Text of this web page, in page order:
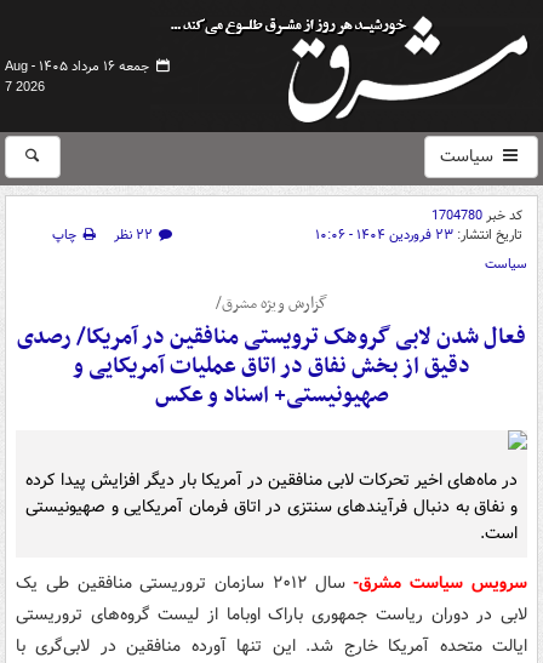
جمعه ۱۶ مرداد ۱۴۰۵ -
Aug
7 2026
سیاست
کد خبر1704780
تاریخ انتشار: ۲۳ فروردین ۱۴۰۴ - ۱۰:۰۶ ۲۲ نظر
چاپ
سیاست
گزارش ویژه مشرق/
فعال شدن لابی گروهک ترویستی منافقین در آمریکا/ رصدی
دقیق از بخش نفاق در اتاق عملیات آمریکایی و
صهیونیستی+ اسناد و عکس
در ماه‌های اخیر تحرکات لابی منافقین در آمریکا بار دیگر افزایش پیدا کرده
و نفاق به دنبال فرآیندهای سنتزی در اتاق فرمان آمریکایی و صهیونیستی
است.
سرویس سیاست مشرق-
سال ۲۰۱۲ سازمان تروریستی منافقین طی یک
لابی در دوران ریاست جمهوری باراک اوباما از لیست گروه‌های تروریستی
ایالت متحده آمریکا خارج شد. این تنها آورده منافقین در لابی‌گری با